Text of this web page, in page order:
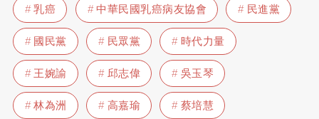
乳癌 中華民國乳癌病友協會
民進黨
國民黨
民眾黨
時代力量
王婉諭
邱志偉
吳玉琴
林為洲
高嘉瑜 蔡培慧